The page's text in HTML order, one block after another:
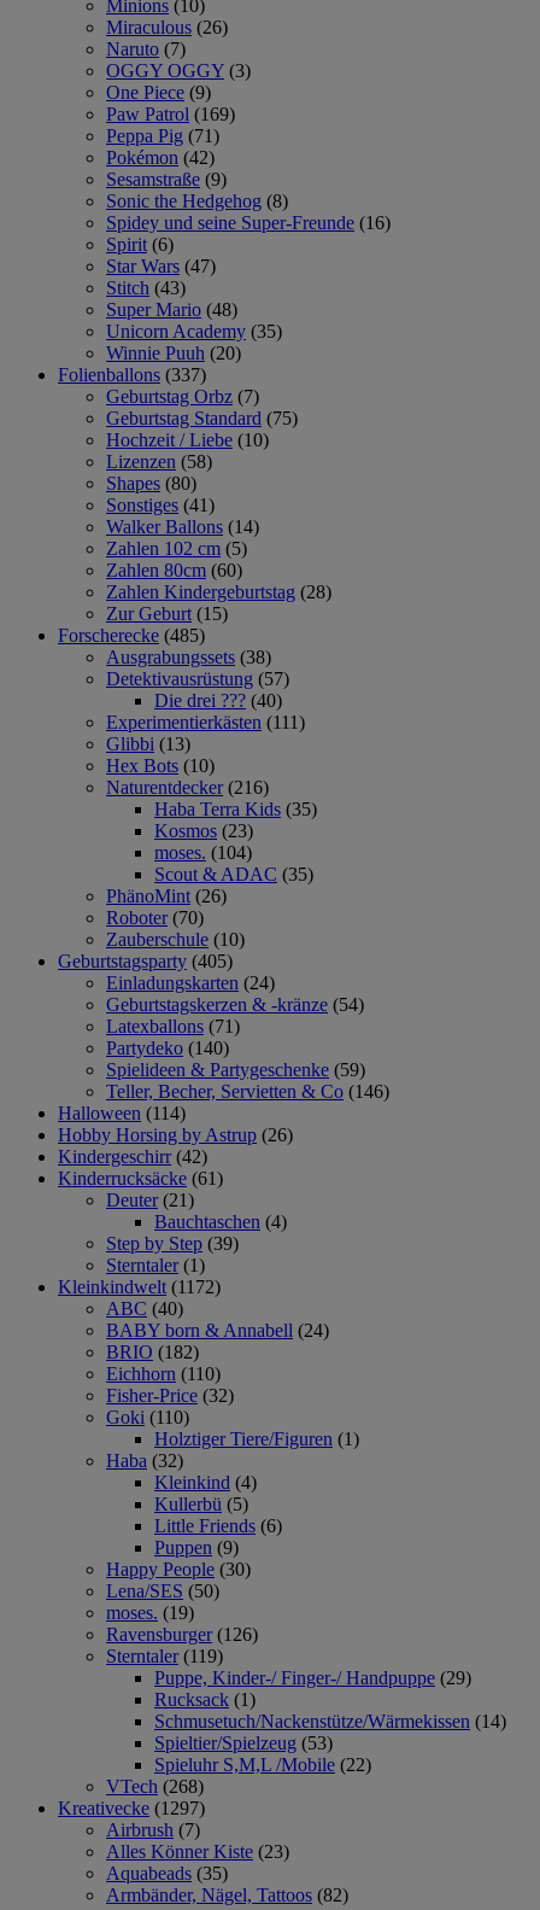
Minions (10)
Miraculous (26)
Naruto (7)
OGGY OGGY (3)
One Piece (9)
Paw Patrol (169)
Peppa Pig (71)
Pokémon (42)
Sesamstraße (9)
Sonic the Hedgehog (8)
Spidey und seine Super-Freunde (16)
Spirit (6)
Star Wars (47)
Stitch (43)
Super Mario (48)
Unicorn Academy (35)
Winnie Puuh (20)
Folienballons (337)
Geburtstag Orbz (7)
Geburtstag Standard (75)
Hochzeit / Liebe (10)
Lizenzen (58)
Shapes (80)
Sonstiges (41)
Walker Ballons (14)
Zahlen 102 cm (5)
Zahlen 80cm (60)
Zahlen Kindergeburtstag (28)
Zur Geburt (15)
Forscherecke (485)
Ausgrabungssets (38)
Detektivausrüstung (57)
Die drei ??? (40)
Experimentierkästen (111)
Glibbi (13)
Hex Bots (10)
Naturentdecker (216)
Haba Terra Kids (35)
Kosmos (23)
moses. (104)
Scout & ADAC (35)
PhänoMint (26)
Roboter (70)
Zauberschule (10)
Geburtstagsparty (405)
Einladungskarten (24)
Geburtstagskerzen & -kränze (54)
Latexballons (71)
Partydeko (140)
Spielideen & Partygeschenke (59)
Teller, Becher, Servietten & Co (146)
Halloween (114)
Hobby Horsing by Astrup (26)
Kindergeschirr (42)
Kinderrucksäcke (61)
Deuter (21)
Bauchtaschen (4)
Step by Step (39)
Sterntaler (1)
Kleinkindwelt (1172)
ABC (40)
BABY born & Annabell (24)
BRIO (182)
Eichhorn (110)
Fisher-Price (32)
Goki (110)
Holztiger Tiere/Figuren (1)
Haba (32)
Kleinkind (4)
Kullerbü (5)
Little Friends (6)
Puppen (9)
Happy People (30)
Lena/SES (50)
moses. (19)
Ravensburger (126)
Sterntaler (119)
Puppe, Kinder-/ Finger-/ Handpuppe (29)
Rucksack (1)
Schmusetuch/Nackenstütze/Wärmekissen (14)
Spieltier/Spielzeug (53)
Spieluhr S,M,L /Mobile (22)
VTech (268)
Kreativecke (1297)
Airbrush (7)
Alles Könner Kiste (23)
Aquabeads (35)
Armbänder, Nägel, Tattoos (82)